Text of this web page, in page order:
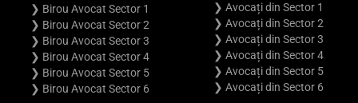
❯ Birou Avocat Sector 1
❯ Birou Avocat Sector 2
❯ Birou Avocat Sector 3
❯ Birou Avocat Sector 4
❯ Birou Avocat Sector 5
❯ Birou Avocat Sector 6
❯ Avocați din Sector 1
❯ Avocați din Sector 2
❯ Avocați din Sector 3
❯ Avocați din Sector 4
❯ Avocați din Sector 5
❯ Avocați din Sector 6